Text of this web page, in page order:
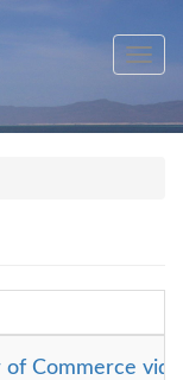
Toggle
of Commerce